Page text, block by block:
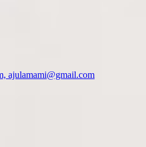
ajulamami@gmail.com